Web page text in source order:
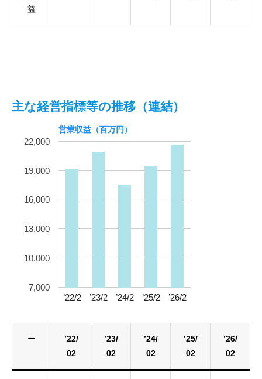
益
主な経営指標等の推移（連結）
営業収益（百万円）
’22/2 ’23/2 ’24/2 ’25/2 ’26/2
7,000
10,000
13,000
16,000
19,000
22,000
ー
’22/
02
’23/
02
’24/
02
’25/
02
’26/
02